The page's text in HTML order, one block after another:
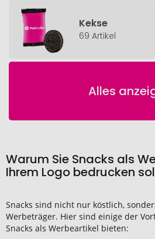
Kekse
69 Artikel
Alles
Warum Sie Snacks als
Ihrem Logo bedrucken
Snacks sind nicht nur köstlich,
Werbeträger. Hier sind einige der
Snacks als Werbeartikel bieten: